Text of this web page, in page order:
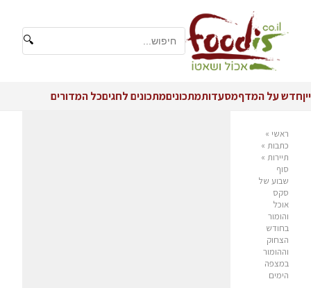
🔍
ייןחדש על המדףמסעדותמתכוניםמתכונים לחגיםכל המדורים
ראשי »
כתבות »
תיירות »
סוף
שבוע של
סקס
אוכל
והומור
בחודש
הצחוק
וההומור
במצפה
הימים